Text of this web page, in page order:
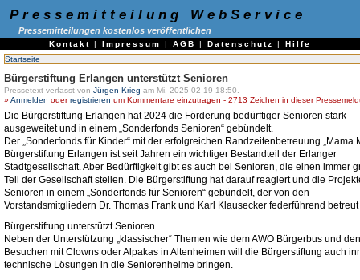
Pressemitteilung WebService
Pressemitteilungen kostenlos veröffentlichen
Kontakt | Impressum | AGB | Datenschutz | Hilfe
Startseite
Bürgerstiftung Erlangen unterstützt Senioren
Pressetext verfasst von Jürgen Krieg am Mi, 2025-02-19 18:50.
» Anmelden oderregistrieren um Kommentare einzutragen - 2713 Zeichen in dieser
Die Bürgerstiftung Erlangen hat 2024 die Förderung bedürftiger Senioren stark
ausgeweitet und in einem „Sonderfonds Senioren“ gebündelt.
Der „Sonderfonds für Kinder“ mit der erfolgreichen Randzeitenbetreuung „Mama
Bürgerstiftung Erlangen ist seit Jahren ein wichtiger Bestandteil der Erlanger
Stadtgesellschaft. Aber Bedürftigkeit gibt es auch bei Senioren, die einen immer
Teil der Gesellschaft stellen. Die Bürgerstiftung hat darauf reagiert und die
Senioren in einem „Sonderfonds für Senioren“ gebündelt, der von den
Vorstandsmitgliedern Dr. Thomas Frank und Karl Klausecker federführend
Bürgerstiftung unterstützt Senioren
Neben der Unterstützung „klassischer“ Themen wie dem AWO Bürgerbus und den
Besuchen mit Clowns oder Alpakas in Altenheimen will die Bürgerstiftung auch
technische Lösungen in die Seniorenheime bringen.